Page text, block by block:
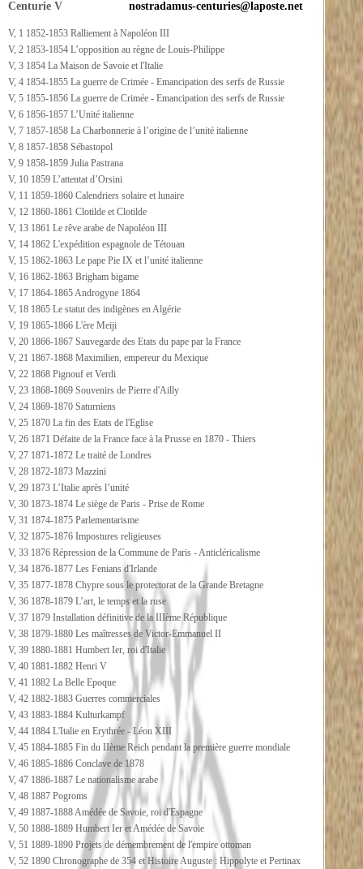
Centurie V
V, 1 1852-1853 Ralliement à Napoléon III
V, 2 1853-1854 L’opposition au règne de Louis-Philippe
V, 3 1854 La Maison de Savoie et l'Italie
V, 4 1854-1855 La guerre de Crimée - Emancipation des serfs de Russie
V, 5 1855-1856 La guerre de Crimée - Emancipation des serfs de Russie
V, 6 1856-1857 L’Unité italienne
V, 7 1857-1858 La Charbonnerie à l’origine de l’unité italienne
V, 8 1857-1858 Sébastopol
V, 9 1858-1859 Julia Pastrana
V, 10 1859 L’attentat d’Orsini
V, 11 1859-1860 Calendriers solaire et lunaire
V, 12 1860-1861 Clotilde et Clotilde
V, 13 1861 Le rêve arabe de Napoléon III
V, 14 1862 L'expédition espagnole de Tétouan
V, 15 1862-1863 Le pape Pie IX et l’unité italienne
V, 16 1862-1863 Brigham bigame
V, 17 1864-1865 Androgyne 1864
V, 18 1865 Le statut des indigènes en Algérie
V, 19 1865-1866 L'ère Meiji
V, 20 1866-1867 Sauvegarde des Etats du pape par la France
V, 21 1867-1868 Maximilien, empereur du Mexique
V, 22 1868 Pignouf et Verdi
V, 23 1868-1869 Souvenirs de Pierre d'Ailly
V, 24 1869-1870 Saturniens
V, 25 1870 La fin des Etats de l'Eglise
V, 26 1871 Défaite de la France face à la Prusse en 1870 - Thiers
V, 27 1871-1872 Le traité de Londres
V, 28 1872-1873 Mazzini
V, 29 1873 L’Italie après l’unité
V, 30 1873-1874 Le siège de Paris - Prise de Rome
V, 31 1874-1875 Parlementarisme
V, 32 1875-1876 Impostures religieuses
V, 33 1876 Répression de la Commune de Paris - Anticléricalisme
V, 34 1876-1877 Les Fenians d'Irlande
V, 35 1877-1878 Chypre sous le protectorat de la Grande Bretagne
V, 36 1878-1879 L’art, le temps et la ruse
V, 37 1879 Installation définitive de la IIIème République
V, 38 1879-1880 Les maîtresses de Victor-Emmanuel II
V, 39 1880-1881 Humbert Ier, roi d'Italie
V, 40 1881-1882 Henri V
V, 41 1882 La Belle Epoque
V, 42 1882-1883 Guerres commerciales
V, 43 1883-1884 Kulturkampf
V, 44 1884 L'Italie en Erythrée - Léon XIII
V, 45 1884-1885 Fin du IIème Reich pendant la première guerre mondiale
V, 46 1885-1886 Conclave de 1878
V, 47 1886-1887 Le nationalisme arabe
V, 48 1887 Pogroms
V, 49 1887-1888 Amédée de Savoie, roi d'Espagne
V, 50 1888-1889 Humbert Ier et Amédée de Savoie
V, 51 1889-1890 Projets de démembrement de l'empire ottoman
V, 52 1890 Chronographe de 354 et Histoire Auguste : Hippolyte et Pertinax
nostradamus-centuries@laposte.net